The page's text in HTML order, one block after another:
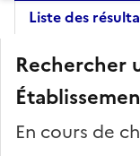
Liste des
Rechercher
En cours de